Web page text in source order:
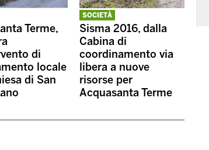
Terme,
di
locale
di San
SOCIETÀ
Sisma 2016, dalla
Cabina di
coordinamento via
libera a nuove
risorse per
Acquasanta Terme